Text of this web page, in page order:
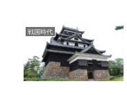
戦国時代